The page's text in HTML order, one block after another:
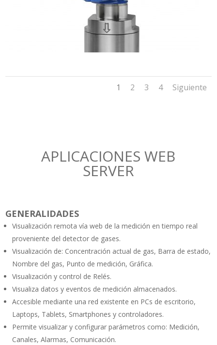
1 2 3 4 Siguiente
APLICACIONES WEB
SERVER
GENERALIDADES
Visualización remota vía web de la medición en tiempo real
proveniente del detector de gases.
Visualización de: Concentración actual de gas, Barra de estado,
Nombre del gas, Punto de medición, Gráfica.
Visualización y control de Relés.
Visualiza datos y eventos de medición almacenados.
Accesible mediante una red existente en PCs de escritorio,
Laptops, Tablets, Smartphones y controladores.
Permite visualizar y configurar parámetros como: Medición,
Canales, Alarmas, Comunicación.